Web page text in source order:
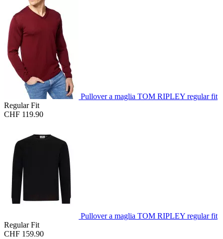
Pullover a maglia TOM RIPLEY regular fit
Regular Fit
CHF 119.90
Pullover a maglia TOM RIPLEY regular fit
Regular Fit
CHF 159.90